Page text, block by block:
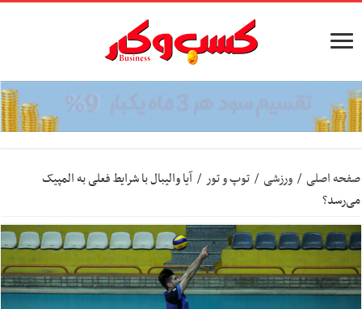
صفحه اصلی / ورزشی / توپ و تور / آیا والیبال با شرایط فعلی به المپیک
می‌رسد؟